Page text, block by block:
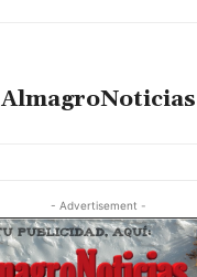
AlmagroNoticias
- Advertisement -